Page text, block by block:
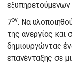
εξυπηρετούμενων
7ον. Να
της ανεργίας και
δημιουργώντας
επανένταξης σε